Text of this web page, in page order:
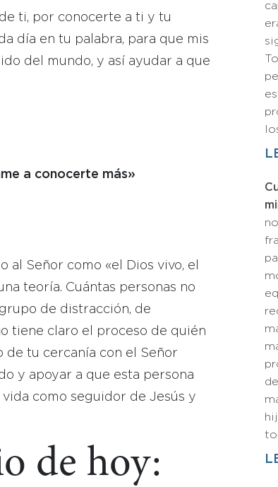
ti, por conocerte a ti y tu
día en tu palabra, para que mis
del mundo, y así ayudar a que
a conocerte más»
Señor como «el Dios vivo, el
teoría. Cuántas personas no
de distracción, de
tiene claro el proceso de quién
de tu cercanía con el Señor
y apoyar a que esta persona
como seguidor de Jesús y
de hoy: